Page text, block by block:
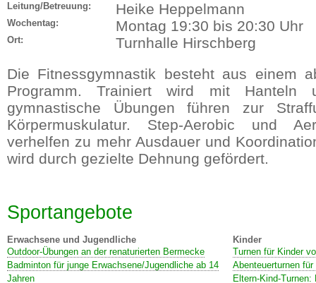
Leitung/Betreuung: Heike Heppelmann
Wochentag: Montag 19:30 bis 20:30 Uhr
Ort:
Turnhalle Hirschberg
Die Fitnessgymnastik besteht aus einem
Programm. Trainiert wird mit Hanteln
gymnastische Übungen führen zur
Körpermuskulatur. Step-Aerobic und
verhelfen zu mehr Ausdauer und
wird durch gezielte Dehnung gefördert.
Sportangebote
Erwachsene und Jugendliche
Outdoor-Übungen an der renaturierten Bermecke
Badminton für junge Erwachsene/Jugendliche ab 14
Jahren
Kinder
Turnen für Kinder
Abenteuerturnen
Eltern-Kind-